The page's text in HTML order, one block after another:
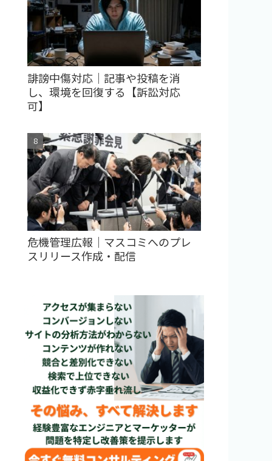
誹謗中傷対応｜記事や投稿を消
し、環境を回復する【訴訟対応
可】
危機管理広報｜マスコミへのプレ
スリリース作成・配信